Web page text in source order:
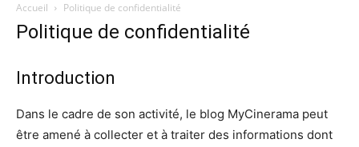
Accueil Politique de confidentialité
Politique de confidentialité
Introduction
Dans le cadre de son activité, le blog MyCinerama peut
être amené à collecter et à traiter des informations dont